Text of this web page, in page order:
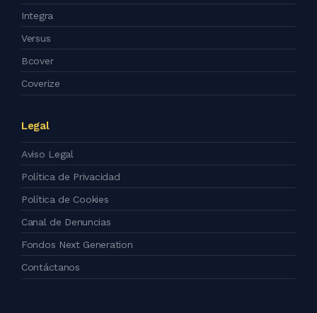
Integra
Versus
Bcover
Coverize
Legal
Aviso Legal
Política de Privacidad
Política de Cookies
Canal de Denuncias
Fondos Next Generation
Contáctanos